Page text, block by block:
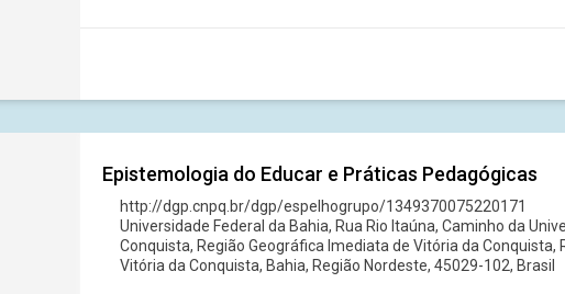
Epistemologia do Educar e Práticas Pedagógicas
http://dgp.cnpq.br/dgp/espelhogrupo/1349370075220171
Universidade Federal da Bahia, Rua Rio Itaúna, Caminho da
Conquista, Região Geográfica Imediata de Vitória da Conquista,
Vitória da Conquista, Bahia, Região Nordeste, 45029-102, Brasil